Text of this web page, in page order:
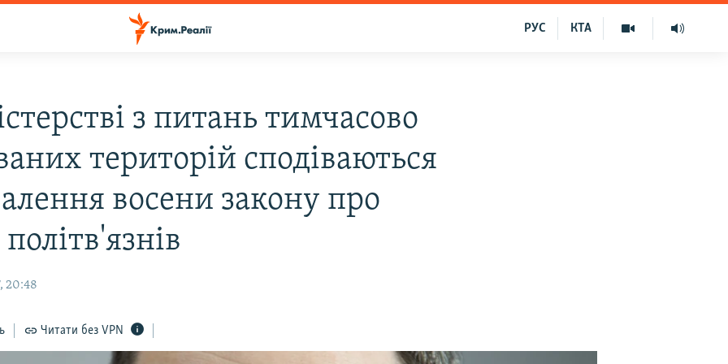
КТА
РУС
з питань тимчасово
територій сподіваються
восени закону про
20:48
Читати без VPN